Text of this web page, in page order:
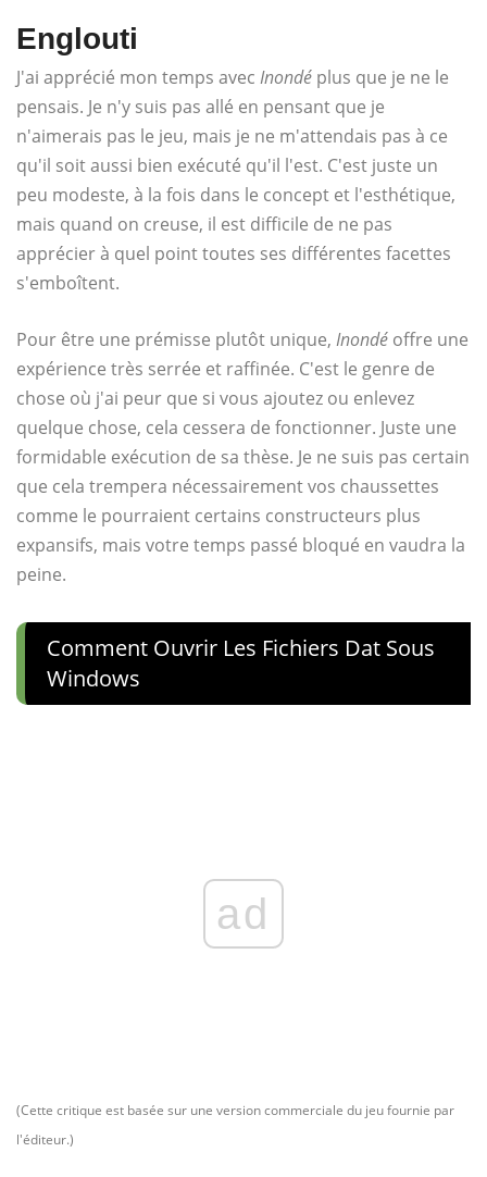
Englouti
J'ai apprécié mon temps avec Inondé plus que je ne le
pensais. Je n'y suis pas allé en pensant que je
n'aimerais pas le jeu, mais je ne m'attendais pas à ce
qu'il soit aussi bien exécuté qu'il l'est. C'est juste un
peu modeste, à la fois dans le concept et l'esthétique,
mais quand on creuse, il est difficile de ne pas
apprécier à quel point toutes ses différentes facettes
s'emboîtent.
Pour être une prémisse plutôt unique, Inondé offre une
expérience très serrée et raffinée. C'est le genre de
chose où j'ai peur que si vous ajoutez ou enlevez
quelque chose, cela cessera de fonctionner. Juste une
formidable exécution de sa thèse. Je ne suis pas certain
que cela trempera nécessairement vos chaussettes
comme le pourraient certains constructeurs plus
expansifs, mais votre temps passé bloqué en vaudra la
peine.
Comment Ouvrir Les Fichiers Dat Sous
Windows
ad
(Cette critique est basée sur une version commerciale du jeu fournie par
l'éditeur.)